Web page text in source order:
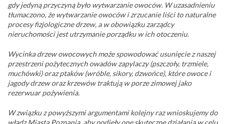
gdy jedyną przyczyną było wytwarzanie owoców. W uzasadnieniu
tłumaczono, że wytwarzanie owoców i zrzucanie liści to naturalne
procesy fizjologiczne drzew, a w obowiązku zarządcy
nieruchomości jest utrzymanie porządku w ich otoczeniu.
Wycinka drzew owocowych może spowodować usunięcie z naszej
przestrzeni pożytecznych owadów zapylaczy (pszczoły, trzmiele,
muchówki) oraz ptaków (wróble, sikory, dzwońce), które owoce i
jagody drzew oraz krzewów traktują w porze zimowej jako
rezerwuar pożywienia.
W związku z powyższymi argumentami kolejny raz wnioskujemy do
władz Miasta Poznania, aby podjęły one skuteczne działania w celu